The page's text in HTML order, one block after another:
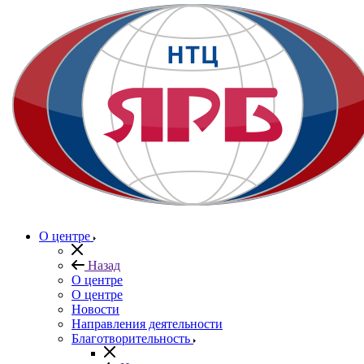
О центре
Назад
О центре
О центре
Новости
Направления деятельности
Благотворительность